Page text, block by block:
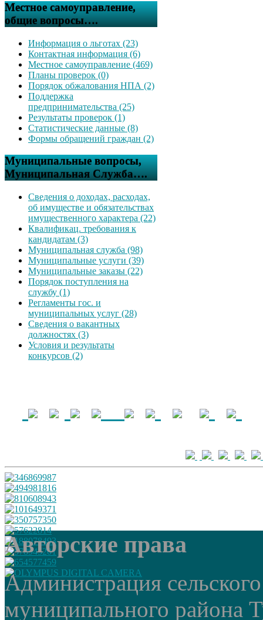
Местное самоуправление,
общие вопросы….
Информация о льготах (23)
Контактная информация (6)
Местное самоуправление (469)
Планы проверок (0)
Порядок обжалования НПА (2)
Поддержка
предпринимательства (25)
Результаты проверок (1)
Статистические данные (8)
Формы обращений граждан (2)
Муниципальные вопросы,
Муниципальная Служба….
Сведения о доходах, расходах,
об имуществе и обязательствах
имущественного характера (22)
Квалификац. требования к
кандидатам (3)
Муниципальная служба (98)
Муниципальные услуги (39)
Муниципальные заказы (22)
Порядок поступления на
службу (1)
Регламенты гос. и
муниципальных услуг (28)
Сведения о вакантных
должностях (3)
Условия и результаты
конкурсов (2)
Авторские права
Администрация
муниципального района